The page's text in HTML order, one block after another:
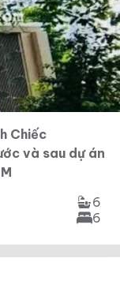
Chiếc
và sau dự án
6
6